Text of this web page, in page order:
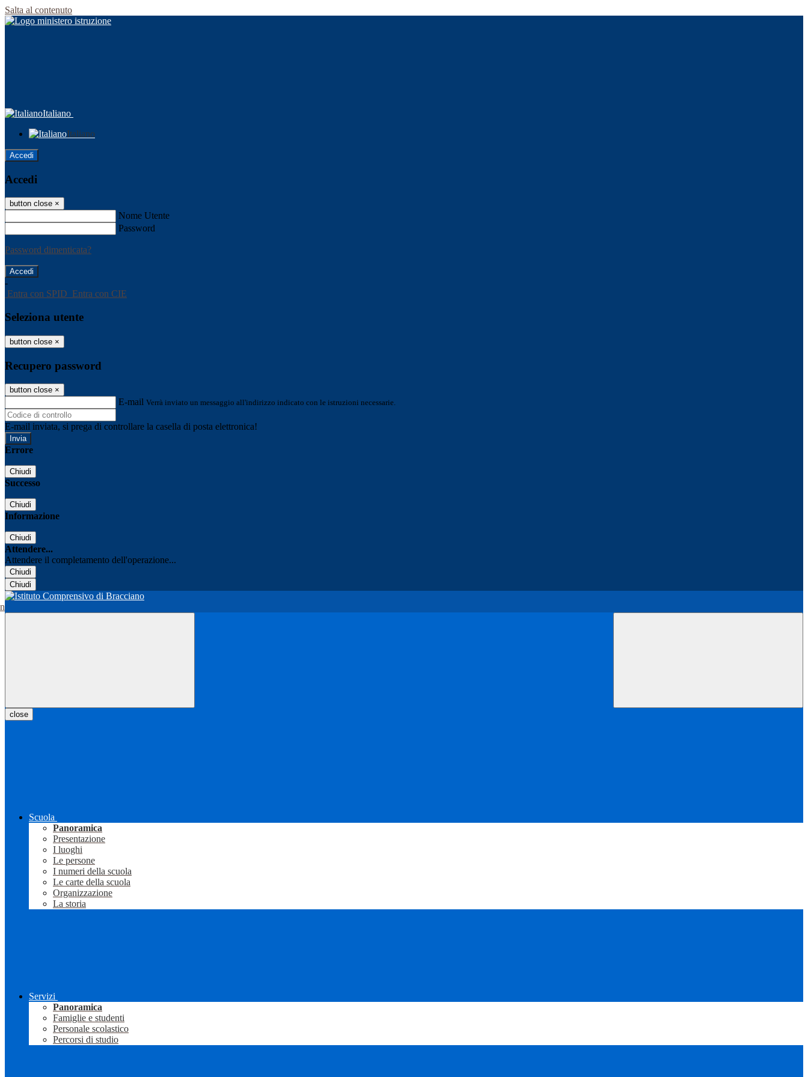
Salta al contenuto
Italiano
Italiano
Accedi
Accedi
button close ×
Nome Utente
Password
Password dimenticata?
-
Entra con SPID Entra con CIE
Seleziona utente
button close ×
Recupero password
button close ×
E-mail Verrà inviato un messaggio all'indirizzo indicato con le istruzioni necessarie.
E-mail inviata, si prega di controllare la casella di posta elettronica!
Errore
Chiudi
Successo
Chiudi
Informazione
Chiudi
Attendere...
Attendere il completamento dell'operazione...
Chiudi
Chiudi
close
Scuola
Panoramica
Presentazione
I luoghi
Le persone
I numeri della scuola
Le carte della scuola
Organizzazione
La storia
Servizi
Panoramica
Famiglie e studenti
Personale scolastico
Percorsi di studio